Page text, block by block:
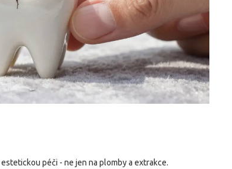
péči - ne jen na plomby a extrakce.